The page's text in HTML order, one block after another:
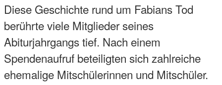
Diese Geschichte rund um Fabians Tod
berührte viele Mitglieder seines
Abiturjahrgangs tief. Nach einem
Spendenaufruf beteiligten sich zahlreiche
ehemalige Mitschülerinnen und Mitschüler.